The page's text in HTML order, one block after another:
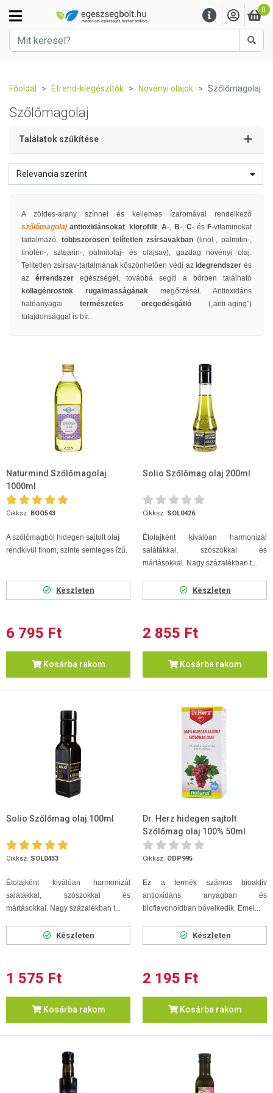
0
Főoldal Étrend-kiegészítők Növényi olajok Szőlőmagolaj
Szőlőmagolaj
Találatok szűkítése
Relevancia szerint
A zöldes-arany színnel és kellemes ízaromával rendelkező
szőlőmagolajantioxidánsokat, klorofillt,A-, B-, C- és F-vitaminokat
tartalmazó, többszörösen telítetlen zsírsavakban (linol-, palmitin-,
linolén-, sztearin-, palmitolaj- és olajsav), gazdag növényi olaj.
Telítetlen zsírsav-tartalmának köszönhetően védi az idegrendszerés
az érrendszer egészségét, továbbá segíti a bőrben található
kollagénrostok rugalmasságának megőrzését. Antioxidáns
hatóanyagaitermészetes öregedésgátló(„anti-aging”)
tulajdonsággal is bír.
Naturmind Szőlőmagolaj
1000ml
Cikksz. BOO543
A szőlőmagból hidegen sajtolt olaj
rendkívül finom, szinte semleges ízű.
Készleten
6 795 Ft
Kosárba rakom
Solio Szőlőmag olaj 200ml
Cikksz. SOL0426
Étolajként kiválóan harmonizál
salátákkal, szószokkal és
mártásokkal. Nagy százalékban t...
Készleten
2 855 Ft
Kosárba rakom
Solio Szőlőmag olaj 100ml
Cikksz. SOL0433
Étolajként kiválóan harmonizál
salátákkal, szószokkal és
mártásokkal. Nagy százalékban t...
Készleten
1 575 Ft
Kosárba rakom
Dr. Herz hidegen sajtolt
Szőlőmag olaj 100% 50ml
Cikksz. ODP995
Ez a termék számos bioaktív
antioxidáns anyagban és
bioflavonoidban bővelkedik. Emel...
Készleten
2 195 Ft
Kosárba rakom